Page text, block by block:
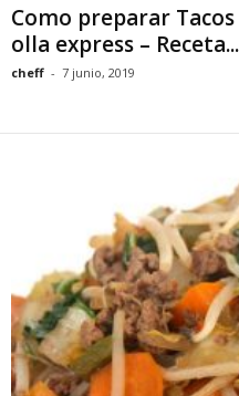
Como preparar
olla express – Receta...
cheff - 7 junio, 2019